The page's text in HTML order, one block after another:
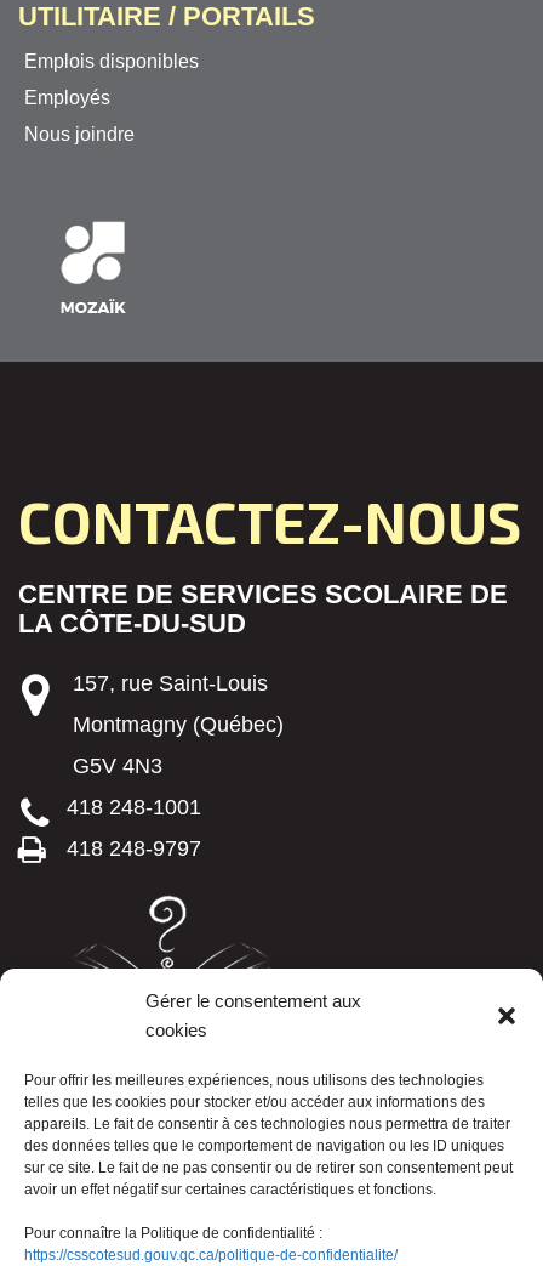
Gérer le consentement aux
cookies
Pour offrir les meilleures expériences, nous utilisons des technologies
telles que les cookies pour stocker et/ou accéder aux informations des
appareils. Le fait de consentir à ces technologies nous permettra de traiter
des données telles que le comportement de navigation ou les ID uniques
sur ce site. Le fait de ne pas consentir ou de retirer son consentement peut
avoir un effet négatif sur certaines caractéristiques et fonctions.
Pour connaître la Politique de confidentialité :
https://csscotesud.gouv.qc.ca/politique-de-confidentialite/
UTILITAIRE / PORTAILS
Emplois disponibles
Employés
Nous joindre
CONTACTEZ-NOUS
CENTRE DE SERVICES SCOLAIRE DE
LA CÔTE-DU-SUD
157, rue Saint-Louis
Montmagny (Québec)
G5V 4N3
418 248-1001
418 248-9797
LISTE TÉLÉPHONIQUE